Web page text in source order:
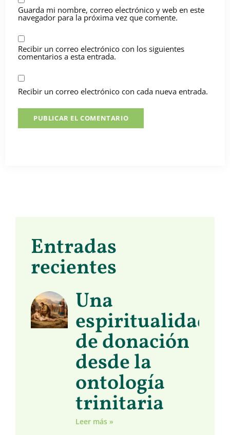
Guarda mi nombre, correo electrónico y web en este
navegador para la próxima vez que comente.
Recibir un correo electrónico con los siguientes
comentarios a esta entrada.
Recibir un correo electrónico con cada nueva entrada.
Entradas
recientes
Una
espiritualidad
de donación
desde la
ontología
trinitaria
Leer más »